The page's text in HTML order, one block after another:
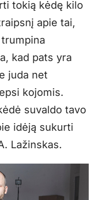
tokią kėdę kilo
apie tai,
kad pats yra
juda net
kojomis.
suvaldo tavo
idėją sukurti
Lažinskas.